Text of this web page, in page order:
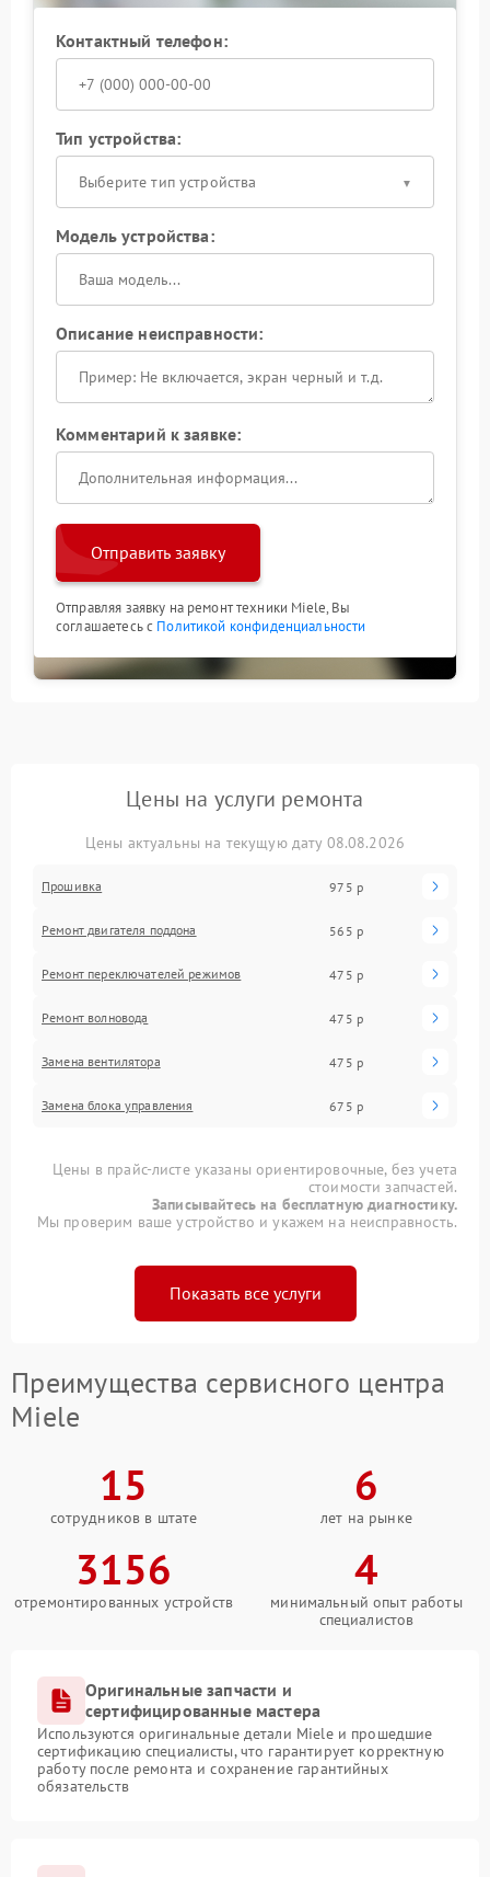
Контактный телефон:
Тип устройства:
Выберите тип устройства
Модель устройства:
Описание неисправности:
Комментарий к заявке:
Отправить заявку
Отправляя заявку на ремонт техники Miele, Вы
соглашаетесь с Политикой конфиденциальности
Цены на услуги ремонта
Цены актуальны на текущую дату 08.08.2026
Прошивка 975 р
Ремонт двигателя поддона 565 р
Ремонт переключателей режимов 475 р
Ремонт волновода 475 р
Замена вентилятора 475 р
Замена блока управления 675 р
Цены в прайс-листе указаны ориентировочные, без учета
стоимости запчастей.
Записывайтесь на бесплатную диагностику.
Мы проверим ваше устройство и укажем на неисправность.
Показать все услуги
Преимущества сервисного центра
Miele
15
сотрудников в штате
6
лет на рынке
3156
отремонтированных устройств
4
минимальный опыт работы
специалистов
Оригинальные запчасти и
сертифицированные мастера
Используются оригинальные детали Miele и прошедшие
сертификацию специалисты, что гарантирует корректную
работу после ремонта и сохранение гарантийных
обязательств